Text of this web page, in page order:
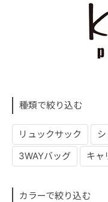
種類で絞り込む
リュックサック
3WAYバッグ
キャ
カラーで絞り込む